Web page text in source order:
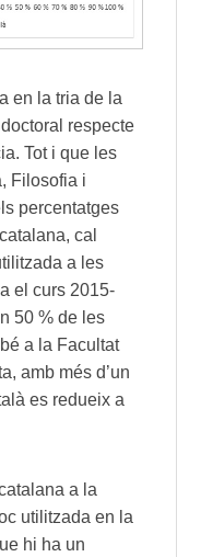
en la tria de la
respecte
Tot i que les
Filosofia i
percentatges
cal
a les
el curs 2015-
50 % de les
a la Facultat
amb més d’un
es redueix a
a la
utilitzada en la
hi ha un